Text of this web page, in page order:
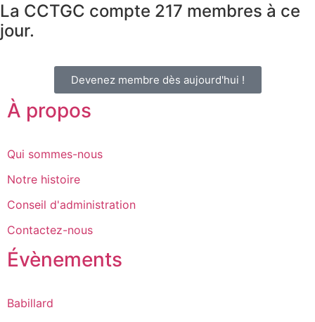
La CCTGC compte 217 membres à ce
jour.
Devenez membre dès aujourd'hui !
À propos
Qui sommes-nous
Notre histoire
Conseil d'administration
Contactez-nous
Évènements
Babillard